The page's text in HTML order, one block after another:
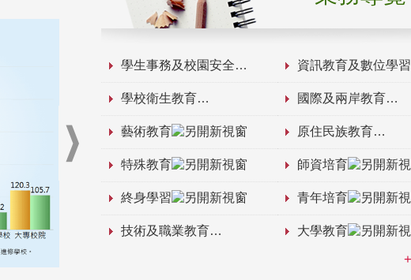
學生事務及校園安全 資訊教育及數位學習
學校衛生教育 國際及兩岸教育
藝術教育 原住民族教育
特殊教育 師資培育
終身學習 青年培育
技術及職業教育 大學教育